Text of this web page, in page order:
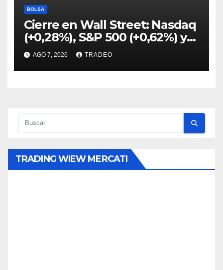
BOLSA
Cierre en Wall Street: Nasdaq
(+0,28%), S&P 500 (+0,62%) y
Nasdaq (+1,30%)
AGO 7, 2026 TRADEO
TRADING WIEW MERCATI